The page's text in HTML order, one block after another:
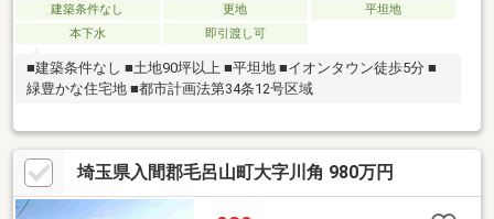
建築条件なし 更地
平坦地
本下水
即引渡し可
■建築条件なし ■土地90坪以上 ■平坦地 ■イオンタウン徒歩5分 ■
緑豊かな住宅地 ■都市計画法第34条12号区域
埼玉県入間郡毛呂山町大字川角 980万円